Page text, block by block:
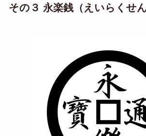
その３ 永楽銭（えいらくせん